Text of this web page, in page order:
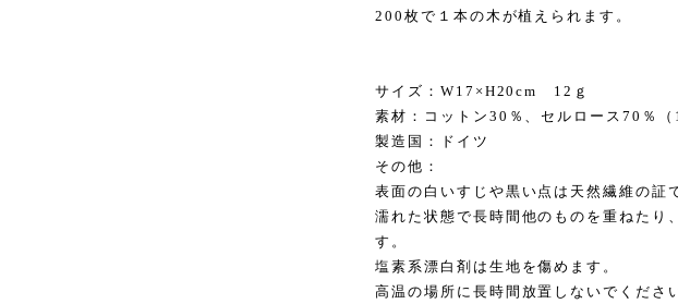
200枚で１本の木が植えられます。
サイズ：W17×H20cm 12ｇ
素材：コットン30％、セルロース70％
製造国：ドイツ
その他：
表面の白いすじや黒い点は天然繊維の証
濡れた状態で長時間他のものを重ねたり
す。
塩素系漂白剤は生地を傷めます。
高温の場所に長時間放置しないでくださ